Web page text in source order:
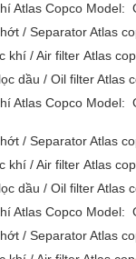
Atlas Copco
/ Separator Atlas
khí / Air filter Atlas
dầu / Oil filter Atlas
Atlas Copco Model:
/ Separator Atlas
khí / Air filter Atlas
dầu / Oil filter Atlas
Atlas Copco
/ Separator Atlas